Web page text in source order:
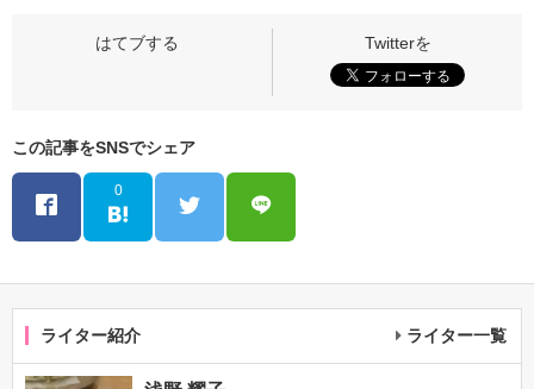
この記事をSNSでシェア
0
ライター紹介 ライター一覧